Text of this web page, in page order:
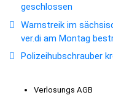
geschlossen
Warnstreik im
ver.di am Montag
Polizeihubschrauber
Verlosungs AGB